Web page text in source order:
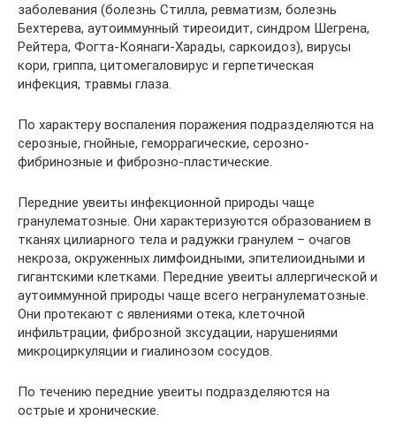
заболевания (болезнь Стилла, ревматизм, болезнь
Бехтерева, аутоиммунный тиреоидит, синдром Шегрена,
Рейтера, Фогта-Коянаги-Харады, саркоидоз), вирусы
кори, гриппа, цитомегаловирус и герпетическая
инфекция, травмы глаза.
По характеру воспаления поражения подразделяются на
серозные, гнойные, геморрагические, серозно-
фибринозные и фиброзно-пластические.
Передние увеиты инфекционной природы чаще
гранулематозные. Они характеризуются образованием в
тканях цилиарного тела и радужки гранулем – очагов
некроза, окруженных лимфоидными, эпителиоидными и
гигантскими клетками. Передние увеиты аллергической и
аутоиммунной природы чаще всего негранулематозные.
Они протекают с явлениями отека, клеточной
инфильтрации, фиброзной зксудации, нарушениями
микроциркуляции и гиалинозом сосудов.
По течению передние увеиты подразделяются на
острые и хронические.